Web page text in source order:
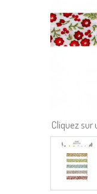
Cliquez sur